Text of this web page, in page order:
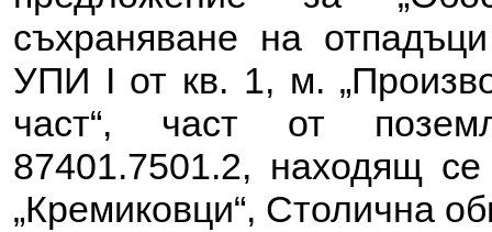
съхраняване на
УПИ I от кв. 1, м.
част“, част от
87401.7501.2, находящ
„Кремиковци“, Столична